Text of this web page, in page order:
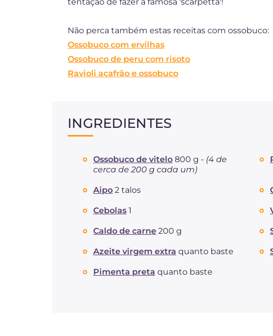
Não perca também estas receitas com ossobuco:
Ossobuco com ervilhas
Ossobuco de peru com risoto
Ravioli açafrão e ossobuco
INGREDIENTES
Ossobuco de vitelo 800 g - (4 de
cerca de 200 g cada um)
Aipo 2 talos
Cebolas 1
Caldo de carne 200 g
Azeite virgem extra quanto baste
Pimenta preta quanto baste